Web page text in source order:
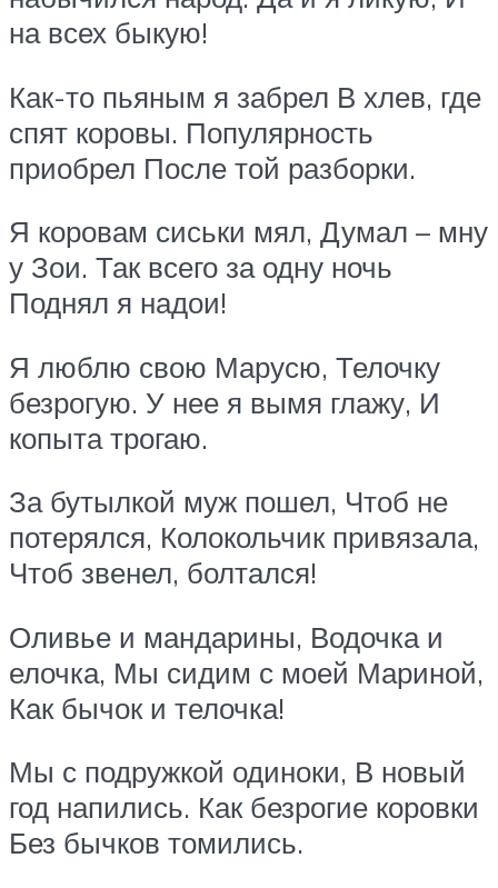
на всех быкую!
Как-то пьяным я забрел В хлев, где
спят коровы. Популярность
приобрел После той разборки.
Я коровам сиськи мял, Думал – мну
у Зои. Так всего за одну ночь
Поднял я надои!
Я люблю свою Марусю, Телочку
безрогую. У нее я вымя глажу, И
копыта трогаю.
За бутылкой муж пошел, Чтоб не
потерялся, Колокольчик привязала,
Чтоб звенел, болтался!
Оливье и мандарины, Водочка и
елочка, Мы сидим с моей Мариной,
Как бычок и телочка!
Мы с подружкой одиноки, В новый
год напились. Как безрогие коровки
Без бычков томились.